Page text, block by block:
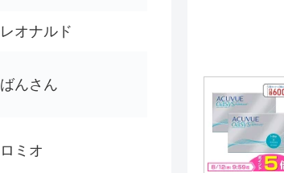
レオナルド
ばんさん
ロミオ